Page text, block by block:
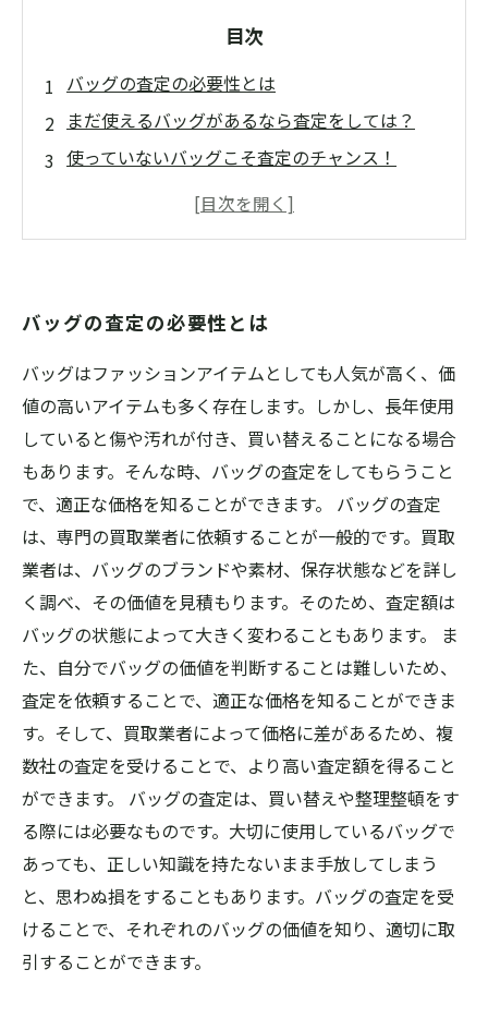
目次
バッグの査定の必要性とは
まだ使えるバッグがあるなら査定をしては？
使っていないバッグこそ査定のチャンス！
バッグの状態に合わせた丁寧な査定をお約束し
バッグの査定の必要性とは
バッグはファッションアイテムとしても人気が高く、価
値の高いアイテムも多く存在します。しかし、長年使用
していると傷や汚れが付き、買い替えることになる場合
もあります。そんな時、バッグの査定をしてもらうこと
で、適正な価格を知ることができます。 バッグの査定
は、専門の買取業者に依頼することが一般的です。買取
業者は、バッグのブランドや素材、保存状態などを詳し
く調べ、その価値を見積もります。そのため、査定額は
バッグの状態によって大きく変わることもあります。 ま
た、自分でバッグの価値を判断することは難しいため、
査定を依頼することで、適正な価格を知ることができま
す。そして、買取業者によって価格に差があるため、複
数社の査定を受けることで、より高い査定額を得ること
ができます。 バッグの査定は、買い替えや整理整頓をす
る際には必要なものです。大切に使用しているバッグで
あっても、正しい知識を持たないまま手放してしまう
と、思わぬ損をすることもあります。バッグの査定を受
けることで、それぞれのバッグの価値を知り、適切に取
引することができます。